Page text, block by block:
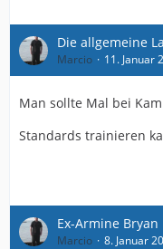
Die allgemeine
Marcio 11. Januar
Man sollte Mal bei
Standards trainieren
Ex-Armine Bryan
Marcio 8. Januar